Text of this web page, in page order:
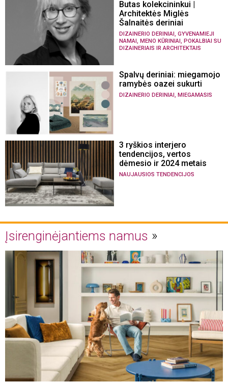
Butas kolekcininkui |
Architektės Miglės
Šalnaitės deriniai
DIZAINERIO DERINIAI GYVENAMIEJI
NAMAI MENO KŪRINIAI POKALBIAI SU
DIZAINERIAIS IR ARCHITEKTAIS
Spalvų deriniai: miegamojo
ramybės oazei sukurti
DIZAINERIO DERINIAI MIEGAMASIS
3 ryškios interjero
tendencijos, vertos
dėmesio ir 2024 metais
NAUJAUSIOS TENDENCIJOS
Įsirenginėjantiems namus